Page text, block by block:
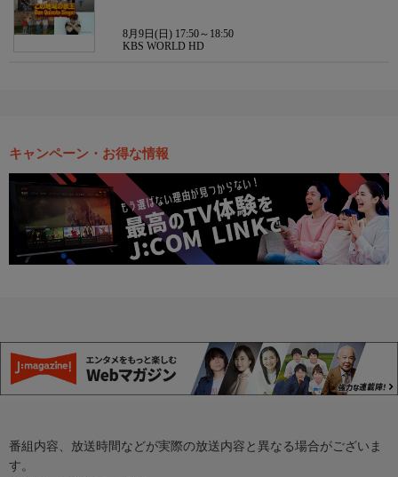
8月9日(日) 17:50～18:50
KBS WORLD HD
キャンペーン・お得な情報
番組内容、放送時間などが実際の放送内容と異なる場合がございま
す。